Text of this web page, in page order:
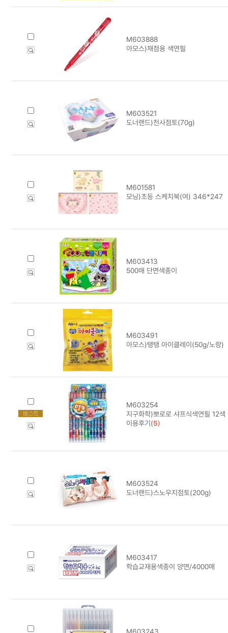
M603888
아모스)채점용 색연필
M603521
도너랜드)천사점토(70g)
M601581
모닝)초등 스케치북(여) 346*247
M603413
500매 단면색종이
M603491
아모스)탱탱 아이클레이(50g/노랑)
M603254
지구화학)뽀로로 샤프식색연필 12색
이용후기(5)
M603524
도너랜드)스노우지점토(200g)
M603417
학습교재용색종이 양면/4000매
M603243